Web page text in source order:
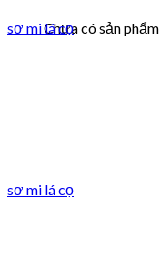
Chưa có sản
sơ mi lá cọ
sơ mi lá cọ